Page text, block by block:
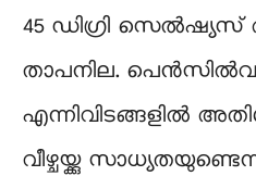
45 ഡിഗ്രി സെൽഷ്യസ്
താപനില.
എന്നിവിടങ്ങളിൽ
വീഴ്ചയ്ക്കു